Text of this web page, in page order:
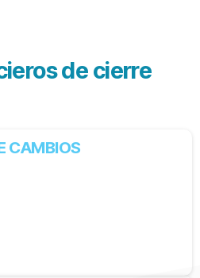
de cierre
CAMBIOS